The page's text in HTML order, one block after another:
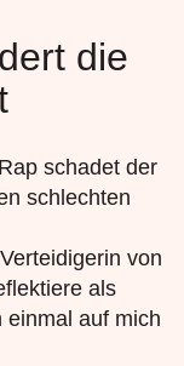
die
schadet der
schlechten
von
als
einmal auf mich